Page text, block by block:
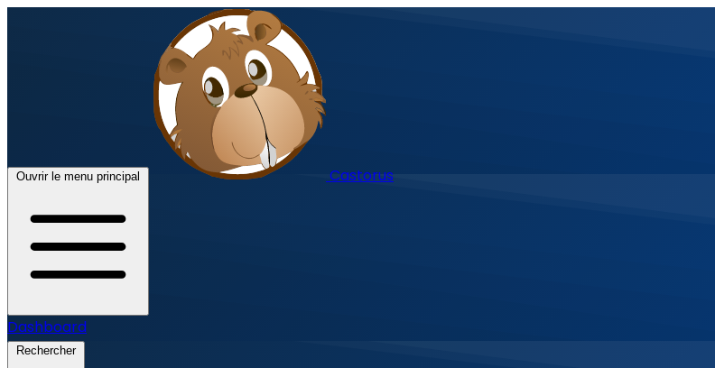
Ouvrir le menu principal Castorus
Dashboard
Rechercher